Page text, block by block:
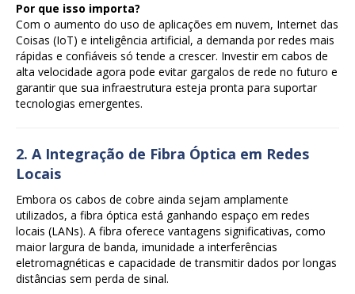
Por que isso importa?
Com o aumento do uso de aplicações em nuvem, Internet das
Coisas (IoT) e inteligência artificial, a demanda por redes mais
rápidas e confiáveis só tende a crescer. Investir em cabos de
alta velocidade agora pode evitar gargalos de rede no futuro e
garantir que sua infraestrutura esteja pronta para suportar
tecnologias emergentes.
2. A Integração de Fibra Óptica em Redes
Locais
Embora os cabos de cobre ainda sejam amplamente
utilizados, a fibra óptica está ganhando espaço em redes
locais (LANs). A fibra oferece vantagens significativas, como
maior largura de banda, imunidade a interferências
eletromagnéticas e capacidade de transmitir dados por longas
distâncias sem perda de sinal.